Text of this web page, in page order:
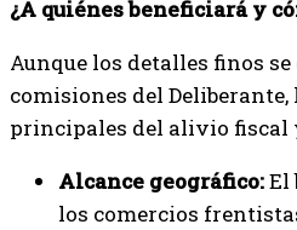
¿A quiénes beneficiará y
Aunque los detalles finos
comisiones del
principales del alivio fiscal
Alcance geográfico:El
los comercios